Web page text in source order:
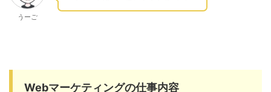
うーご
Webマーケティングの仕事内容